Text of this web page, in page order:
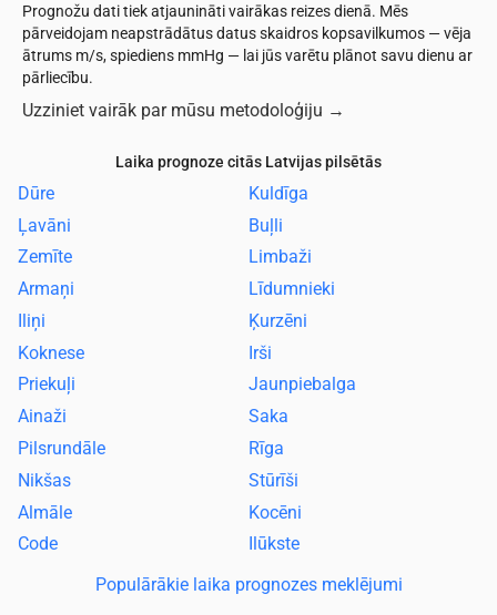
Prognožu dati tiek atjaunināti vairākas reizes dienā. Mēs
pārveidojam neapstrādātus datus skaidros kopsavilkumos — vēja
ātrums m/s, spiediens mmHg — lai jūs varētu plānot savu dienu ar
pārliecību.
Uzziniet vairāk par mūsu metodoloģiju →
Laika prognoze citās Latvijas pilsētās
Dūre
Kuldīga
Ļavāni
Buļli
Zemīte
Limbaži
Armaņi
Līdumnieki
Iliņi
Ķurzēni
Koknese
Irši
Priekuļi
Jaunpiebalga
Ainaži
Saka
Pilsrundāle
Rīga
Nikšas
Stūrīši
Almāle
Kocēni
Code
Ilūkste
Populārākie laika prognozes meklējumi